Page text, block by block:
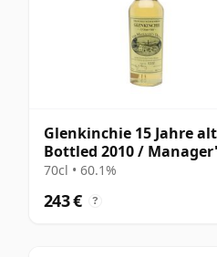
Glenkinchie 15 Jahre
Bottled 2010 /
Dram
70cl • 60.1%
243 € ?